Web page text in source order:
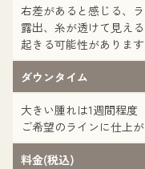
右差があると感じる、
露出、糸が透けて見え
起きる可能性があります
ダウンタイム
大きい腫れは1週間程度
ご希望のラインに仕上
料金(税込)